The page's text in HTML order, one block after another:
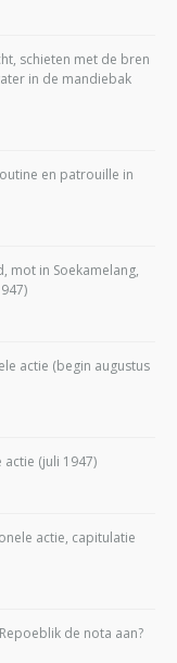
schieten met de bren
in de mandiebak
en patrouille in
mot in Soekamelang,
actie (begin augustus
(juli 1947)
actie, capitulatie
de nota aan?